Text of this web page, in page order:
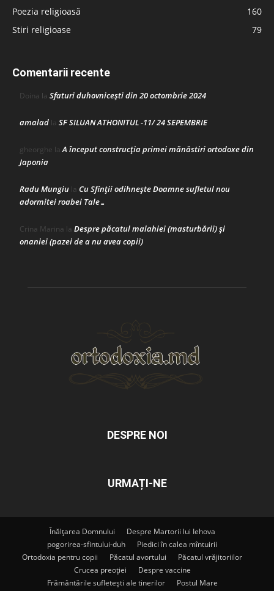
Poezia religioasă
160
Stiri religioase
79
Comentarii recente
Doina la Sfaturi duhovnicești din 20 octombrie 2024
amalad la SF SILUAN ATHONITUL -11/ 24 SEPEMBRIE
gheorghe laA început construcţia primei mănăstiri ortodoxe din
Japonia
Radu Mungiu la Cu Sfinții odihnește Doamne sufletul nou
adormitei roabei Tale…
Crina Marina la Despre păcatul malahiei (masturbării) şi
onaniei (pazei de a nu avea copii)
DESPRE NOI
URMAȚI-NE
Înălțarea Domnului
Despre Martorii lui Iehova
pogorirea-sfintului-duh
Piedici în calea mîntuirii
Ortodoxia pentru copii
Păcatul avortului
Păcatul vrăjitoriilor
Crucea preoției
Despre vaccine
Frământările sufletești ale tinerilor
Postul Mare